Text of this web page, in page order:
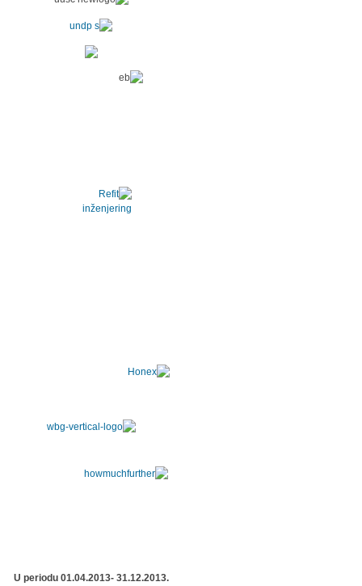
U periodu 01.04.2013- 31.12.2013.